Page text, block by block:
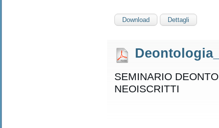
Download Dettagli
SEMINARIO
NEOISCRITTI